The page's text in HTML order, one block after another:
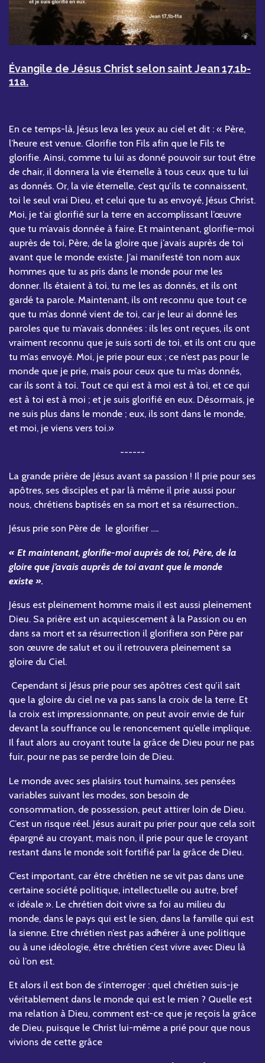
Évangile de Jésus Christ selon saint Jean 17,1b-
11a.
En ce temps-là, Jésus leva les yeux au ciel et dit : « Père,
l’heure est venue. Glorifie ton Fils afin que le Fils te
glorifie. Ainsi, comme tu lui as donné pouvoir sur tout être
de chair, il donnera la vie éternelle à tous ceux que tu lui
as donnés. Or, la vie éternelle, c’est qu’ils te connaissent,
toi le seul vrai Dieu, et celui que tu as envoyé, Jésus Christ.
Moi, je t’ai glorifié sur la terre en accomplissant l’œuvre
que tu m’avais donnée à faire. Et maintenant, glorifie-moi
auprès de toi, Père, de la gloire que j’avais auprès de toi
avant que le monde existe. J’ai manifesté ton nom aux
hommes que tu as pris dans le monde pour me les
donner. Ils étaient à toi, tu me les as donnés, et ils ont
gardé ta parole. Maintenant, ils ont reconnu que tout ce
que tu m’as donné vient de toi, car je leur ai donné les
paroles que tu m’avais données : ils les ont reçues, ils ont
vraiment reconnu que je suis sorti de toi, et ils ont cru que
tu m’as envoyé. Moi, je prie pour eux ; ce n’est pas pour le
monde que je prie, mais pour ceux que tu m’as donnés,
car ils sont à toi. Tout ce qui est à moi est à toi, et ce qui
est à toi est à moi ; et je suis glorifié en eux. Désormais, je
ne suis plus dans le monde ; eux, ils sont dans le monde,
et moi, je viens vers toi.»
------
La grande prière de Jésus avant sa passion ! Il prie pour ses
apôtres, ses disciples et par là même il prie aussi pour
nous, chrétiens baptisés en sa mort et sa résurrection..
Jésus prie son Père de le glorifier ….
« Et maintenant, glorifie-moi auprès de toi, Père, de la
gloire que j’avais auprès de toi avant que le monde
existe ».
Jésus est pleinement homme mais il est aussi pleinement
Dieu. Sa prière est un acquiescement à la Passion ou en
dans sa mort et sa résurrection il glorifiera son Père par
son œuvre de salut et ou il retrouvera pleinement sa
gloire du Ciel.
Cependant si Jésus prie pour ses apôtres c’est qu’il sait
que la gloire du ciel ne va pas sans la croix de la terre. Et
la croix est impressionnante, on peut avoir envie de fuir
devant la souffrance ou le renoncement qu’elle implique.
Il faut alors au croyant toute la grâce de Dieu pour ne pas
fuir, pour ne pas se perdre loin de Dieu.
Le monde avec ses plaisirs tout humains, ses pensées
variables suivant les modes, son besoin de
consommation, de possession, peut attirer loin de Dieu.
C’est un risque réel. Jésus aurait pu prier pour que cela soit
épargné au croyant, mais non, il prie pour que le croyant
restant dans le monde soit fortifié par la grâce de Dieu.
C’est important, car être chrétien ne se vit pas dans une
certaine société politique, intellectuelle ou autre, bref
« idéale ». Le chrétien doit vivre sa foi au milieu du
monde, dans le pays qui est le sien, dans la famille qui est
la sienne. Etre chrétien n’est pas adhérer à une politique
ou à une idéologie, être chrétien c’est vivre avec Dieu là
où l’on est.
Et alors il est bon de s’interroger : quel chrétien suis-je
véritablement dans le monde qui est le mien ? Quelle est
ma relation à Dieu, comment est-ce que je reçois la grâce
de Dieu, puisque le Christ lui-même a prié pour que nous
vivions de cette grâce